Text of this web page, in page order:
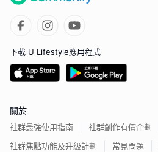
下載 U Lifestyle應用程式
關於
社群最強使用指南
社群創作有價企劃
社群焦點功能及升級計劃
常見問題